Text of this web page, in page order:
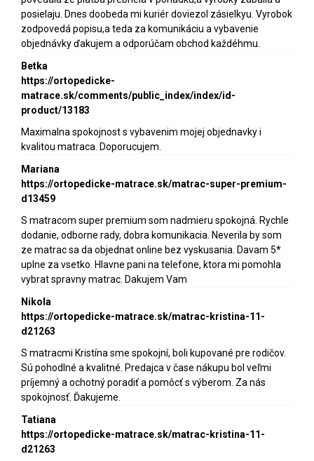
posielaju. Dnes doobeda mi kuriér doviezol zásielkyu. Vyrobok
zodpovedá popisu,a teda za komunikáciu a vybavenie
objednávky ďakujem a odporúčam obchod každéhmu.
Betka
https://ortopedicke-
matrace.sk/comments/public_index/index/id-
product/13183
Maximalna spokojnost s vybavenim mojej objednavky i
kvalitou matraca. Doporucujem.
Mariana
https://ortopedicke-matrace.sk/matrac-super-premium-
d13459
S matracom super premium som nadmieru spokojná. Rychle
dodanie, odborne rady, dobra komunikacia. Neverila by som
ze matrac sa da objednat online bez vyskusania. Davam 5*
uplne za vsetko. Hlavne pani na telefone, ktora mi pomohla
vybrat spravny matrac. Dakujem Vam
Nikola
https://ortopedicke-matrace.sk/matrac-kristina-11-
d21263
S matracmi Kristína sme spokojní, boli kupované pre rodičov.
Sú pohodlné a kvalitné. Predajca v čase nákupu bol veľmi
príjemný a ochotný poradiť a pomôcť s výberom. Za nás
spokojnosť. Ďakujeme.
Tatiana
https://ortopedicke-matrace.sk/matrac-kristina-11-
d21263